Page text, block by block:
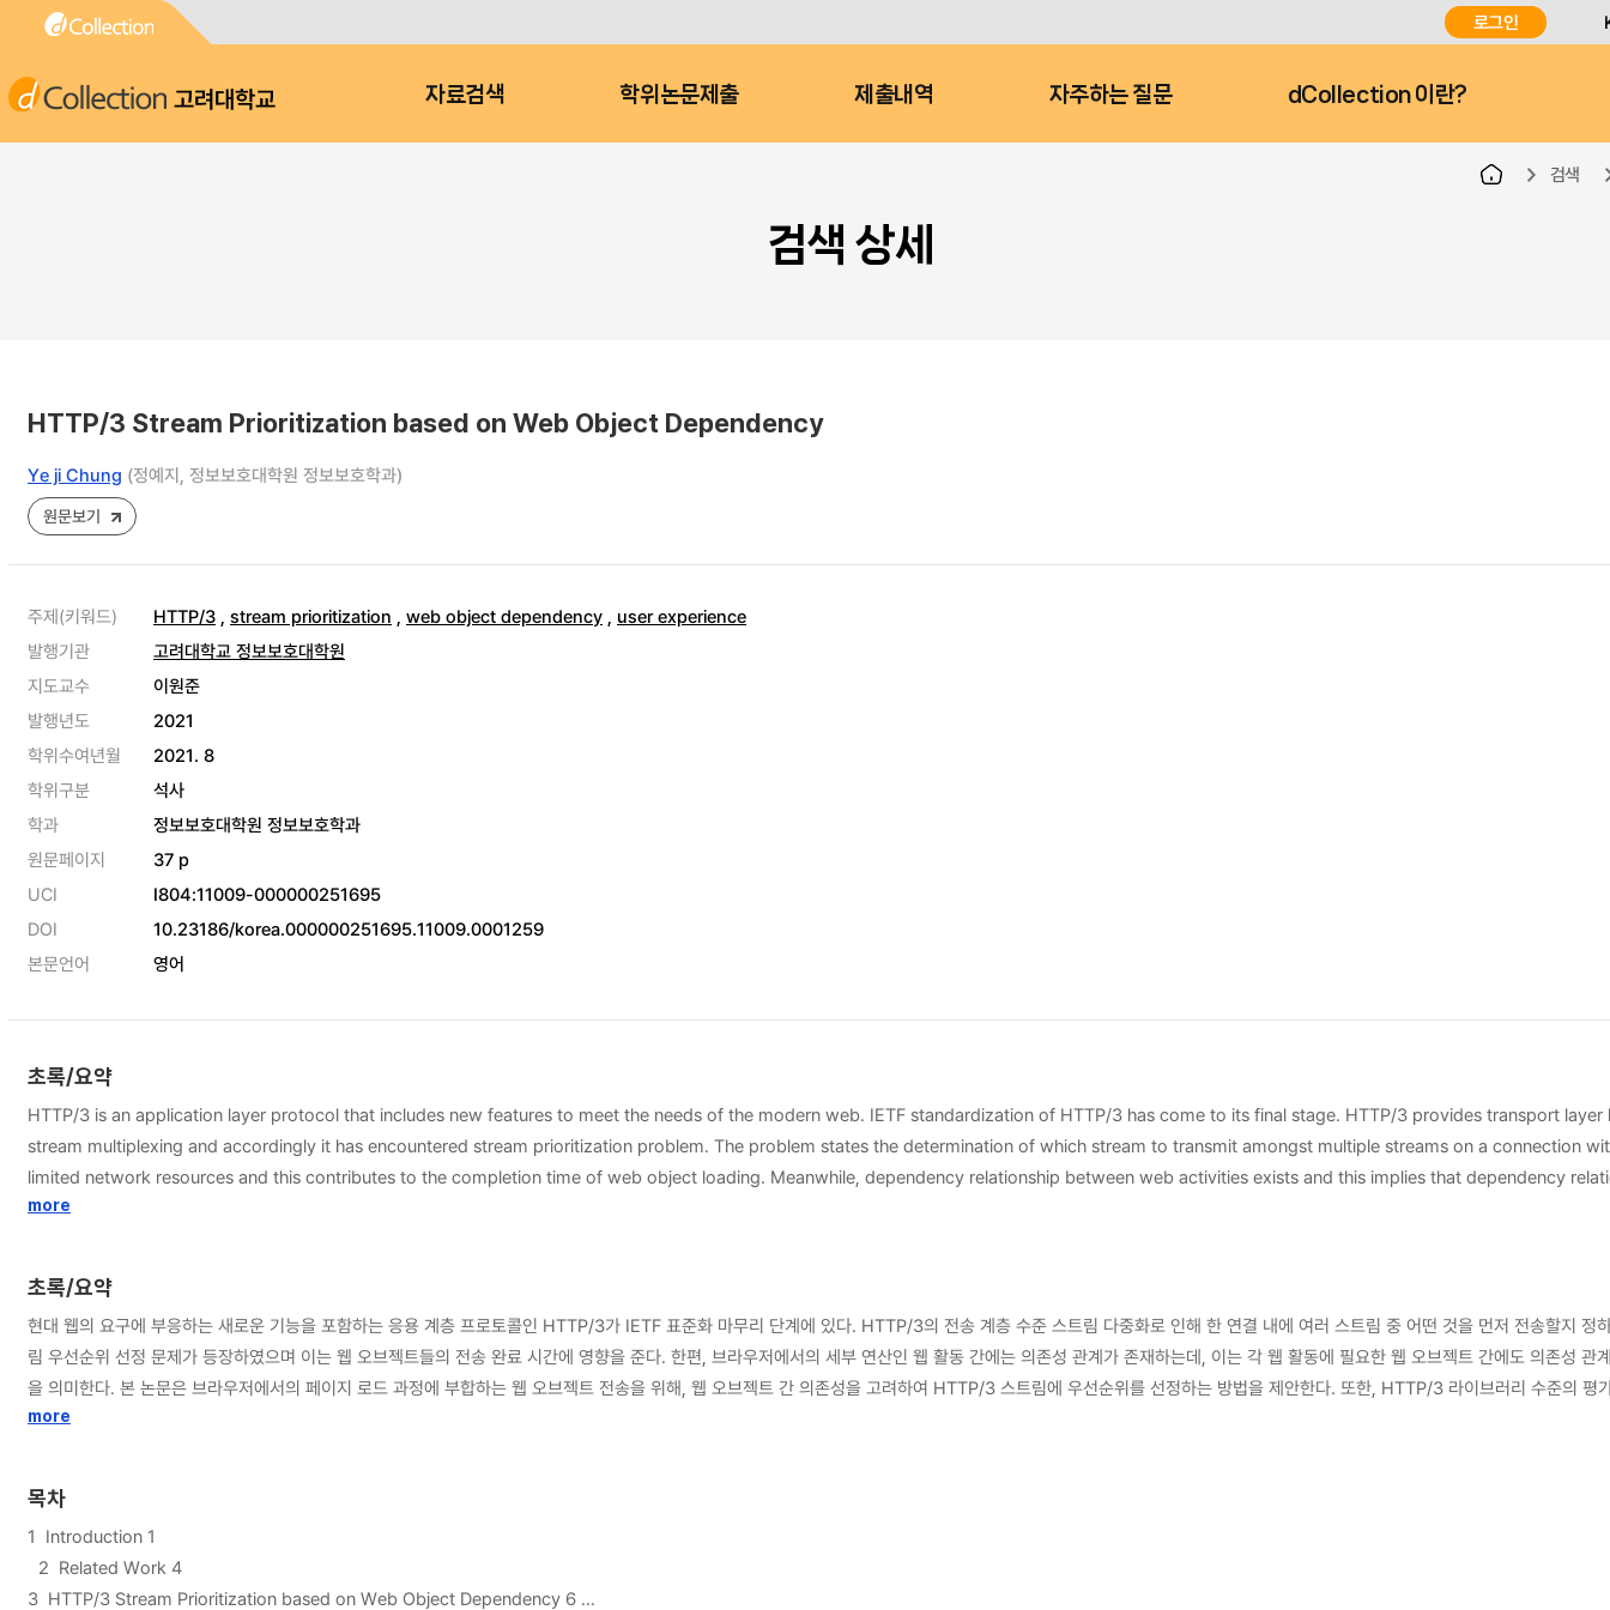
로그인
고려대학교 자료검색 학위논문제출 제출내역 자주하는 질문 dCollection 이란?
검색
검색 상세
HTTP/3 Stream Prioritization based on Web Object Dependency
Ye ji Chung (정예지, 정보보호대학원 정보보호학과)
원문보기
주제(키워드) HTTP/3 , stream prioritization , web object dependency , user experience
발행기관
고려대학교 정보보호대학원
지도교수
이원준
발행년도
2021
학위수여년월
2021. 8
학위구분
석사
학과
정보보호대학원 정보보호학과
원문페이지
37 p
UCI
I804:11009-000000251695
DOI
10.23186/korea.000000251695.11009.0001259
본문언어
영어
초록/요약
HTTP/3 is an application layer protocol that includes new features to meet the needs of the modern web. IETF standardization of HTTP/3 has come to its final stage. HTTP/3 provides transport layer
stream multiplexing and accordingly it has encountered stream prioritization problem. The problem states the determination of which stream to transmit amongst multiple streams on a connection
limited network resources and this contributes to the completion time of web object loading. Meanwhile, dependency relationship between web activities exists and this implies that dependency
between web object loading activities also exists. In order to transfer web objects in accordance with the web page load process at the browser, we proposed a HTTP/3 stream prioritization
comparison study between previous HTTP protocols and HTTP/3 under different network conditions using the tool.
more
초록/요약
현대 웹의 요구에 부응하는 새로운 기능을 포함하는 응용 계층 프로토콜인 HTTP/3가 IETF 표준화 마무리 단계에 있다. HTTP/3의 전송 계층 수준 스트림 다중화로 인해 한 연결 내에 여러 스트림 중 어떤 것을 먼저 전송할지 정
림 우선순위 선정 문제가 등장하였으며 이는 웹 오브젝트들의 전송 완료 시간에 영향을 준다. 한편, 브라우저에서의 세부 연산인 웹 활동 간에는 의존성 관계가 존재하는데, 이는 각 웹 활동에 필요한 웹 오브젝트 간에도 의존성 관
을 의미한다. 본 논문은 브라우저에서의 페이지 로드 과정에 부합하는 웹 오브젝트 전송을 위해, 웹 오브젝트 간 의존성을 고려하여 HTTP/3 스트림에 우선순위를 선정하는 방법을 제안한다. 또한, HTTP/3 라이브러리 수준의 평
브라우저 기반의 테스트베드를 구축하고 이를 바탕으로 제안 기법을 평가하여 본 기법의 적용이 사용자 경험 지표를 향상시킬 수 있음을 보였다. 추가적으로, 테스트베드를 이용하여 기존 HTTP 프로토콜과 HTTP/3의 성능 비교
more
목차
1 Introduction 1
2 Related Work 4
3 HTTP/3 Stream Prioritization based on Web Object Dependency 6